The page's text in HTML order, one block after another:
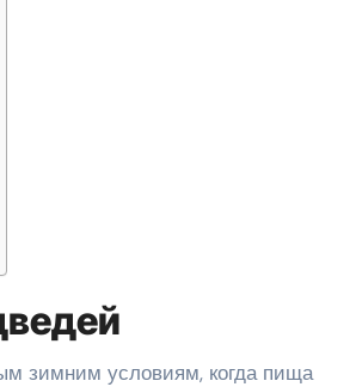
зимним условиям, когда пища